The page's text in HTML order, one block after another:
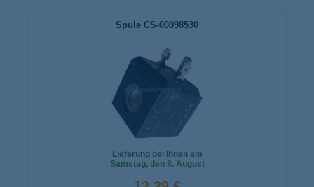
Spule CS-00098530
Lieferung bei Ihnen am
Samstag, den 8. August